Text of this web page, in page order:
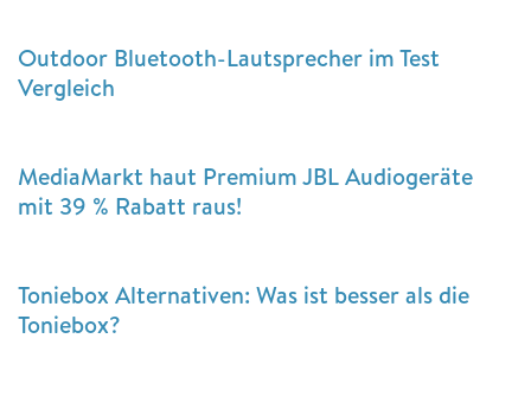
Outdoor Bluetooth-Lautsprecher im Test
Vergleich
MediaMarkt haut Premium JBL Audiogeräte
mit 39 % Rabatt raus!
Toniebox Alternativen: Was ist besser als die
Toniebox?